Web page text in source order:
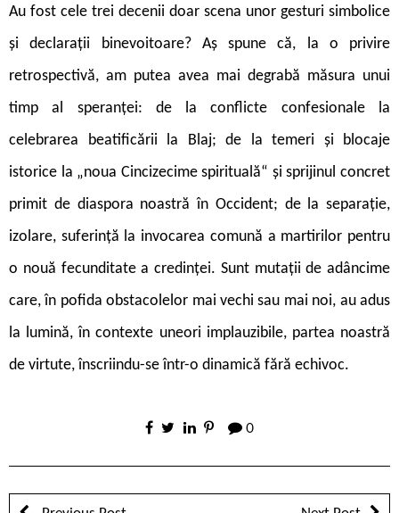
Au fost cele trei decenii doar scena unor gesturi simbolice
și declarații binevoitoare? Aș spune că, la o privire
retrospectivă, am putea avea mai degrabă măsura unui
timp al speranței: de la conflicte confesionale la
celebrarea beatificării la Blaj; de la temeri și blocaje
istorice la „noua Cincizecime spirituală“ și sprijinul concret
primit de diaspora noastră în Occident; de la separație,
izolare, suferință la invocarea comună a martirilor pentru
o nouă fecunditate a credinței. Sunt mutații de adâncime
care, în pofida obstacolelor mai vechi sau mai noi, au adus
la lumină, în contexte uneori implauzibile, partea noastră
de virtute, înscriindu-se într-o dinamică fără echivoc.
0